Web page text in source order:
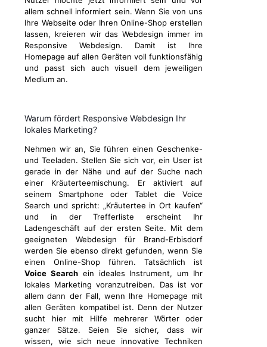
allem schnell informiert sein. Wenn Sie von uns
Ihre Webseite oder Ihren Online-Shop erstellen
lassen, kreieren wir das Webdesign immer im
Responsive Webdesign. Damit ist Ihre
Homepage auf allen Geräten voll funktionsfähig
und passt sich auch visuell dem jeweiligen
Medium an.
Warum fördert Responsive Webdesign Ihr
lokales Marketing?
Nehmen wir an, Sie führen einen Geschenke-
und Teeladen. Stellen Sie sich vor, ein User ist
gerade in der Nähe und auf der Suche nach
einer Kräuterteemischung. Er aktiviert auf
seinem Smartphone oder Tablet die Voice
Search und spricht: „Kräutertee in Ort kaufen“
und in der Trefferliste erscheint Ihr
Ladengeschäft auf der ersten Seite. Mit dem
geeigneten Webdesign für Brand-Erbisdorf
werden Sie ebenso direkt gefunden, wenn Sie
einen Online-Shop führen. Tatsächlich ist
Voice Searchein ideales Instrument, um Ihr
lokales Marketing voranzutreiben. Das ist vor
allem dann der Fall, wenn Ihre Homepage mit
allen Geräten kompatibel ist. Denn der Nutzer
sucht hier mit Hilfe mehrerer Wörter oder
ganzer Sätze. Seien Sie sicher, dass wir
wissen, wie sich neue innovative Techniken